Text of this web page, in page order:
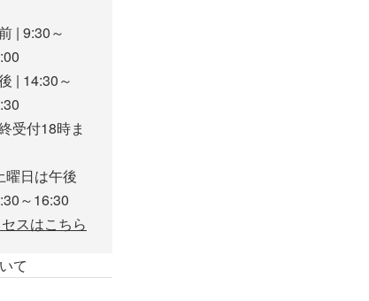
| 9:30～
| 14:30～
受付18時ま
曜日は午後
～16:30
て